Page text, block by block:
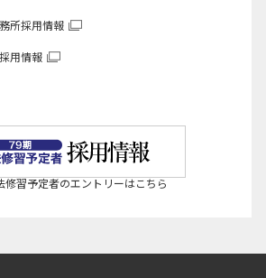
所採用情報
採用情報
修習予定者のエントリーはこちら